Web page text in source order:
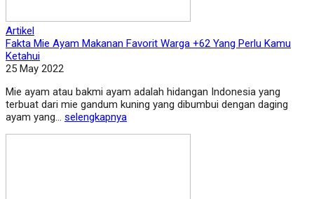
Artikel
Fakta Mie Ayam Makanan Favorit Warga +62 Yang Perlu Kamu
Ketahui
25 May 2022
Mie ayam atau bakmi ayam adalah hidangan Indonesia yang
terbuat dari mie gandum kuning yang dibumbui dengan daging
ayam yang... selengkapnya